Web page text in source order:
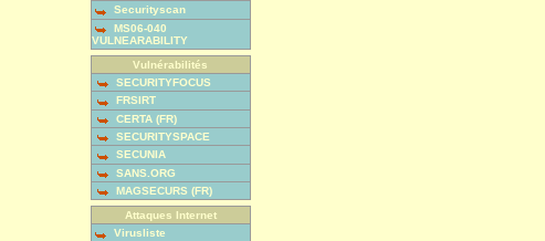
Securityscan
MS06-040
VULNEARABILITY
Vulnérabilités
SECURITYFOCUS
FRSIRT
CERTA (FR)
SECURITYSPACE
SECUNIA
SANS.ORG
MAGSECURS (FR)
Attaques Internet
Virusliste